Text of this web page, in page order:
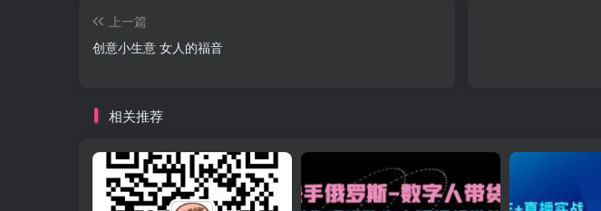
上一篇
创意小生意 女人的福音
相关推荐